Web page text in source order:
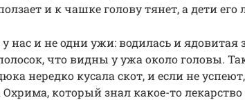
и к чашке голову тянет, а дети его
нас и не одни ужи: водилась и ядовитая
что видны у ужа около головы.
нередко кусала скот, и если не
Охрима, который знал какое-то